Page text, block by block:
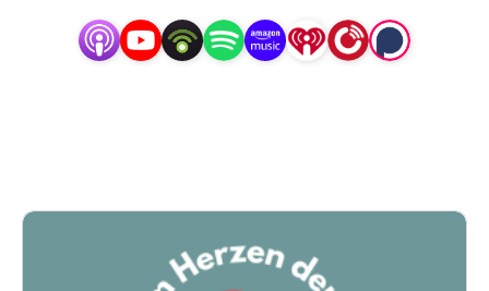
ihr Auftanken, die EFT vertiefen und mit uns
dranbleiben! Wir freuen uns über eure Fragen und